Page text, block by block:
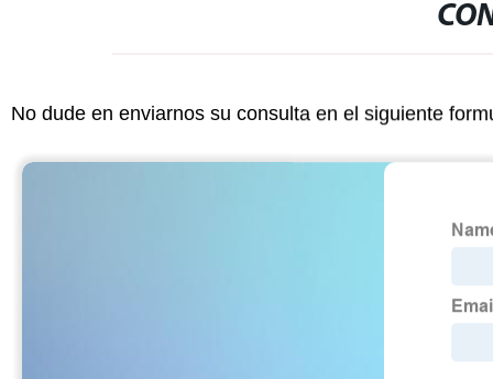
No dude en enviarnos su consulta en el siguiente